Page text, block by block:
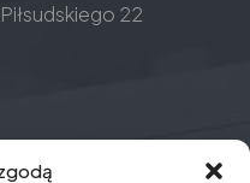
22
777